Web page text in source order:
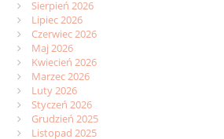
Sierpień 2026
Lipiec 2026
Czerwiec 2026
Maj 2026
Kwiecień 2026
Marzec 2026
Luty 2026
Styczeń 2026
Grudzień 2025
Listopad 2025